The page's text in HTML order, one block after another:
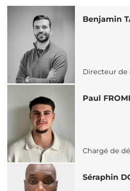
Benjamin
Directeur de
Paul
Chargé de
Séraphin